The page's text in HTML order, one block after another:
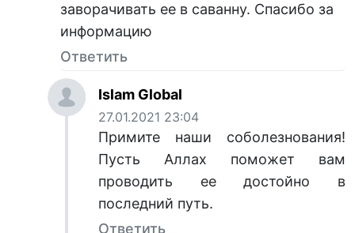
заворачивать ее в саванну. Cпасибо за
информацию
Ответить
Islam Global
27.01.2021 23:04
Примите наши соболезнования!
Пусть Аллах поможет вам
проводить ее достойно в
последний путь.
Ответить